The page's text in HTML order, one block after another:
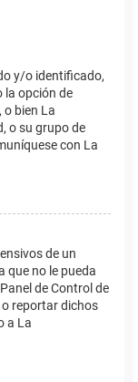
y/o identificado,
la opción de
bien La
o su grupo de
con La
de un
que no le pueda
de Control de
reportar dichos
a La